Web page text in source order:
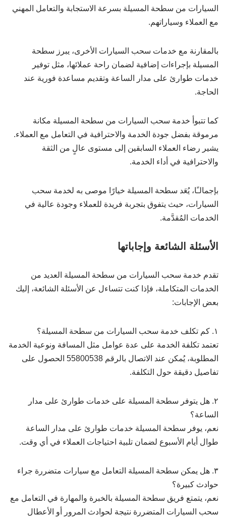
السيارات من سطحة المسيلة بسرعة الاستجابة والتعامل المهني
مع العملاء وسياراتهم.
بالمقارنة مع خدمات سحب السيارات الأخرى، يبرز سطحة
المسيلة بإجراءات إضافية لضمان راحة عملائها، مثل توفير
خدمات طوارئ على مدار الساعة وتقديم مساعدة فورية عند
الحاجة.
كما تتبوأ خدمة سحب السيارات من سطحة المسيلة مكانة
مرموقة بفضل جودة الخدمة والاحترافية في التعامل مع العملاء.
يشير رضاء العملاء السابقين إلى مستوى عالٍ من الثقة
والاحترافية في أداء الخدمة.
بإجمالـًا، يُعَد سطحة المسيلة خيارًا موصى به لخدمة سحب
السيارات، حيث يتفوق بتجربة فريدة للعملاء وجودة عالية في
الخدمات المُقدَّمة.
الأسئلة الشائعة وإجاباتها
تقدم خدمة سحب السيارات من سطحة المسيلة العديد من
الخدمات المتكاملة، فإذا كنت تتساءل عن الأسئلة الشائعة، إليك
بعض الإجابات:
١. كم تكلف خدمة سحب السيارات من سطحة المسيلة؟
تعتمد تكلفة الخدمة على عدة عوامل مثل المسافة ونوعية الخدمة
المطلوبة، يُمكن عند الاتصال بالرقم 55800538 الحصول على
تفاصيل دقيقة حول التكلفة.
٢. هل يتوفر سطحة المسيلة على خدمات طوارئ على مدار
الساعة؟
نعم، يوفر سطحة المسيلة خدمات طوارئ على مدار الساعة
طوال أيام الأسبوع لضمان تلبية احتياجات العملاء في أي وقت.
٣. هل يمكن سطحة المسيلة التعامل مع سيارات متضررة جراء
حوادث كبيرة؟
نعم، يتمتع فريق سطحة المسيلة بالخبرة والمهارة في التعامل مع
سحب السيارات المتضررة نتيجة لحوادث المرور أو الأعطال